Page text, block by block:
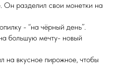
Он разделил свои монетки на
- “на чёрный день”.
большую мечту- новый
на вкусное пирожное, чтобы